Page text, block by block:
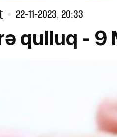
22-11-2023, 20:33
qulluq -